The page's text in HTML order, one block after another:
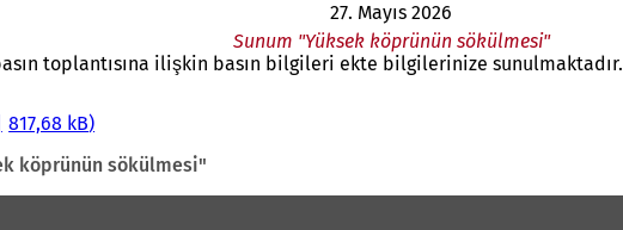
27. Mayıs 2026
Sunum "Yüksek köprünün sökülmesi"
toplantısına ilişkin basın bilgileri ekte bilgilerinize sunulmaktadır.
817,68 kB
köprünün sökülmesi"